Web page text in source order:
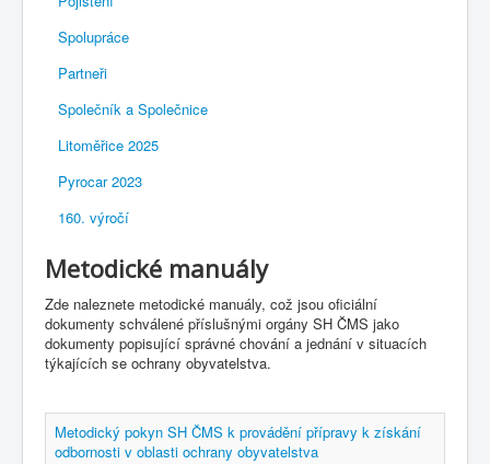
Spolupráce
Partneři
Společník a Společnice
Litoměřice 2025
Pyrocar 2023
160. výročí
Metodické manuály
Zde naleznete metodické manuály, což jsou oficiální
dokumenty schválené příslušnými orgány SH ČMS jako
dokumenty popisující správné chování a jednání v situacích
týkajících se ochrany obyvatelstva.
Metodický pokyn SH ČMS k provádění přípravy k získání
odbornosti v oblasti ochrany obyvatelstva